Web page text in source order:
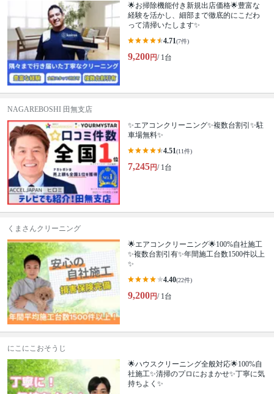
🌟お掃除機能付き新規出店価格🌟豊富な
経験を活かし、細部まで徹底的にこだわ
って清掃いたします✨
4.71(7件)
9,200円/ 1台
NAGAREBOSHI 田無支店
✨エアコンクリーニング✨複数台割引✨駐
車場無料✨
4.51(11件)
7,245円/ 1台
くまさんクリーニング
🌟エアコンクリーニング🌟100%自社施工
✨複数台割引有✨年間施工台数1500件以上
✨
4.40(22件)
9,200円/ 1台
にこにこおそうじ
🌟ハウスクリーニング全般対応🌟100%自
社施工✨清掃のプロにおまかせ✨丁寧に気
持ちよく✨